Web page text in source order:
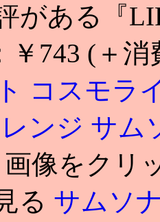
がある『
￥743 (＋
コスモラ
ンジ サム
画像をクリ
る サムソ